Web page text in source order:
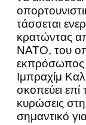
τάσσεται
κρατώντας
ΝΑΤΟ, του
εκπρόσωπος
Ιμπραχίμ
σκοπεύει επί
κυρώσεις
σημαντικό